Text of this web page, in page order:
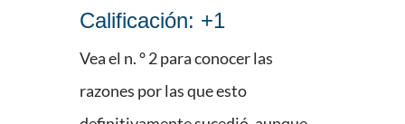
Calificación: +1
Vea el n. ° 2 para conocer las
razones por las que esto